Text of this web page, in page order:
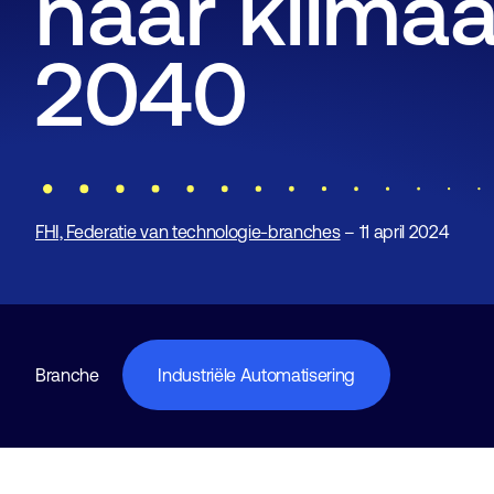
2040
FHI, Federatie van technologie-branches– 11 april 2024
Branche Industriële Automatisering